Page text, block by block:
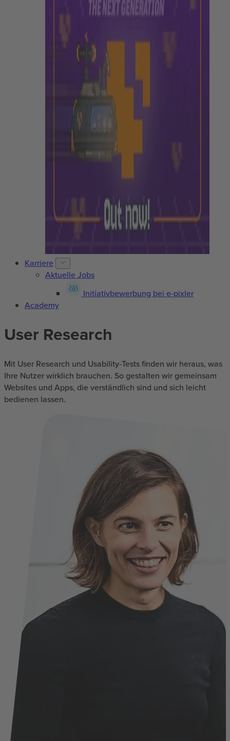
Karriere
Aktuelle Jobs
Initiativbewerbung bei e-pixler
Academy
User Research
Mit User Research und Usability-Tests finden wir heraus, was
Ihre Nutzer wirklich brauchen. So gestalten wir gemeinsam
Websites und Apps, die verständlich sind und sich leicht
bedienen lassen.